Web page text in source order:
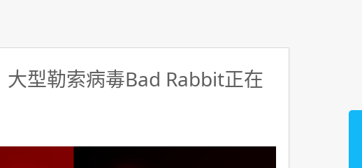
大型勒索病毒Bad Rabbit正在